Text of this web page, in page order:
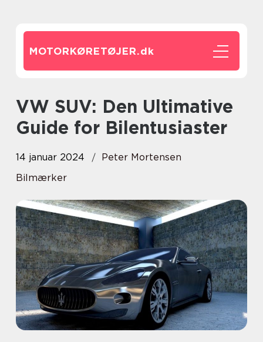
MOTORKØRETØJER.dk
VW SUV: Den Ultimative
Guide for Bilentusiaster
14 januar 2024
Peter Mortensen
Bilmærker